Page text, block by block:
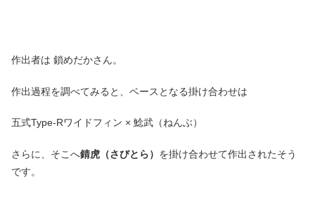
作出者は 鎖めだかさん。
作出過程を調べてみると、ベースとなる掛け合わせは
五式Type-Rワイドフィン × 鯰武（ねんぶ）
さらに、そこへ錆虎（さびとら） を掛け合わせて作出されたそう
です。